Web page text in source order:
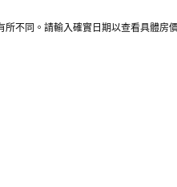
不同。請輸入確實日期以查看具體房